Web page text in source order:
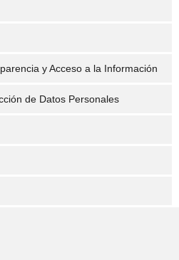
y Acceso a la Información
de Datos Personales